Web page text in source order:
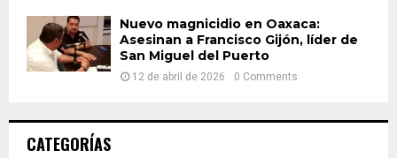
Nuevo magnicidio en Oaxaca:
Asesinan a Francisco Gijón, líder de
San Miguel del Puerto
12 de abril de 2026 0 Comments
CATEGORÍAS